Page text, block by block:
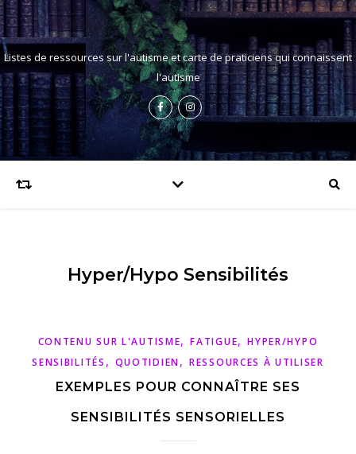
Listes de ressources sur l'autisme et carte de praticiens qui connaissent
l'autisme
Hyper/hypo Sensibilités
CONTENU SUR L'AUTISME,FATIGUE,HYPER/HYPO
SENSIBILITÉS , QUOTIDIEN, RESSOURCES À UTILISER
EXEMPLES POUR CONNAÎTRE SES
SENSIBILITÉS SENSORIELLES